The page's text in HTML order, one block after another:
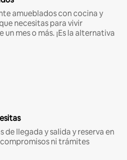
amueblados con cocina y
necesitas para vivir
mes o más. ¡Es la alternativa
de llegada y salida y reserva en
ni trámites